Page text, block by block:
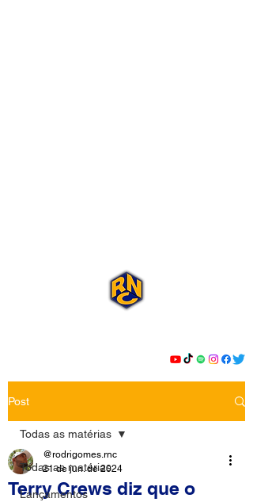
Post
Todas as matérias
Lançamentos
Todas as matérias
Terry Crews diz que o
@rodrigomes.rnc
21 de jun. de 2024